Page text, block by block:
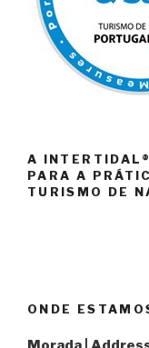
A
PARA A
TURISMO DE
ONDE